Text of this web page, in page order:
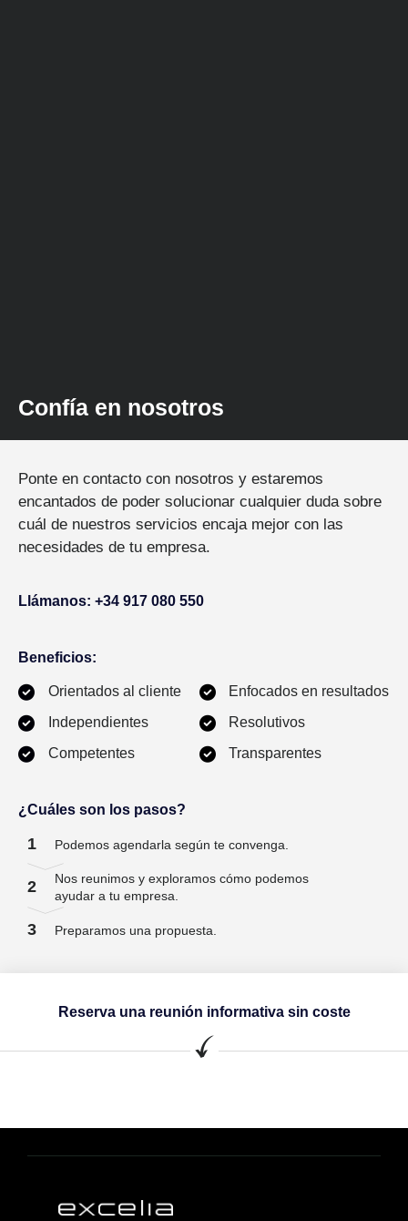
Confía en nosotros
Ponte en contacto con nosotros y estaremos
encantados de poder solucionar cualquier duda sobre
cuál de nuestros servicios encaja mejor con las
necesidades de tu empresa.
Llámanos: +34 917 080 550
Beneficios:
Orientados al cliente
Independientes
Competentes
Enfocados en resultados
Resolutivos
Transparentes
¿Cuáles son los pasos?
1 Podemos agendarla según te convenga.
2
Nos reunimos y exploramos cómo podemos
ayudar a tu empresa.
3 Preparamos una propuesta.
Reserva una reunión informativa sin coste